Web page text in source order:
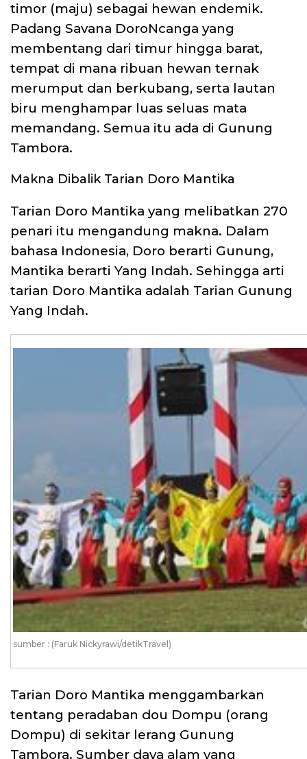
timor (maju) sebagai hewan endemik.
Padang Savana DoroNcanga yang
membentang dari timur hingga barat,
tempat di mana ribuan hewan ternak
merumput dan berkubang, serta lautan
biru menghampar luas seluas mata
memandang. Semua itu ada di Gunung
Tambora.
Makna Dibalik Tarian Doro Mantika
Tarian Doro Mantika yang melibatkan 270
penari itu mengandung makna. Dalam
bahasa Indonesia, Doro berarti Gunung,
Mantika berarti Yang Indah. Sehingga arti
tarian Doro Mantika adalah Tarian Gunung
Yang Indah.
sumber : (Faruk Nickyrawi/detikTravel)
Tarian Doro Mantika menggambarkan
tentang peradaban dou Dompu (orang
Dompu) di sekitar lerang Gunung
Tambora. Sumber daya alam yang